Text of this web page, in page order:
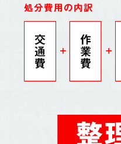
処分費用の内訳